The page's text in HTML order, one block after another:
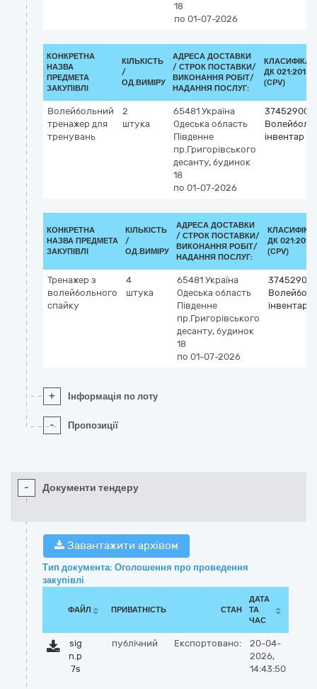
18
по 01-07-2026
КОНКРЕТНА
НАЗВА
ПРЕДМЕТА
ЗАКУПІВЛІ
КІЛЬКІСТЬ
/
ОД.ВИМІРУ
АДРЕСА ДОСТАВКИ
/ СТРОК ПОСТАВКИ/
ВИКОНАННЯ РОБІТ/
НАДАННЯ ПОСЛУГ:
ДК 021:2015
(CPV)
Волейбольний
тренажер для
тренувань
2
штука
65481 Україна
Одеська область
Південне
пр.Григорівського
десанту, будинок
18
по 01-07-2026
37452900-
інвентар
КОНКРЕТНА
НАЗВА ПРЕДМЕТА
ЗАКУПІВЛІ
КІЛЬКІСТЬ
/
ОД.ВИМІРУ
АДРЕСА ДОСТАВКИ
/ СТРОК ПОСТАВКИ/
ВИКОНАННЯ РОБІТ/
НАДАННЯ ПОСЛУГ:
ДК 021:2015
(CPV)
Тренажер з
волейбольного
спайку
4
штука
65481 Україна
Одеська область
Південне
пр.Григорівського
десанту, будинок
18
по 01-07-2026
інвентар
+ Інформація по лоту
- Пропозиції
- Документи тендеру
Завантажити архівом
Тип документа: Оголошення про проведення
закупівлі
ФАЙЛ ПРИВАТНІСТЬ СТАН
ДАТА
ТА
ЧАС
sig
n.p
7s
публічний Експортовано:
20-04-
2026,
14:43:50